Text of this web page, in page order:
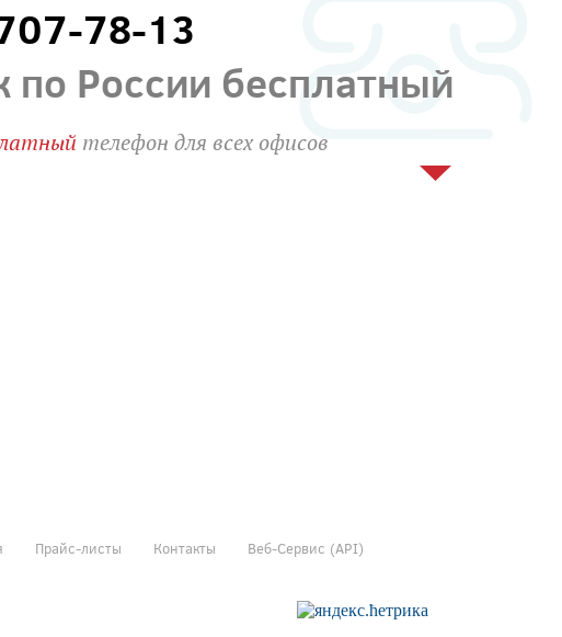
78-13
по России бесплатный
телефон для всех офисов
Прайс-листы Контакты Веб-Сервис (API)